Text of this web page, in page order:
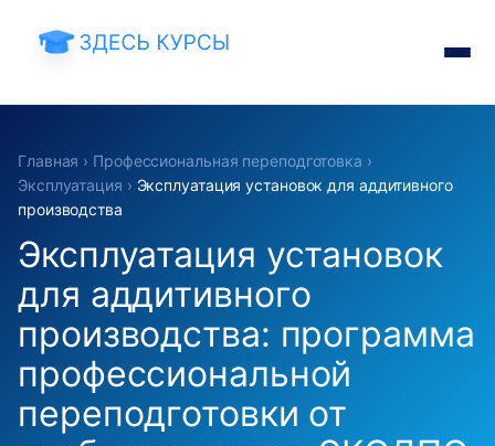
Главная › Профессиональная переподготовка ›
Эксплуатация › Эксплуатация установок для аддитивного
производства
Эксплуатация установок
для аддитивного
производства: программа
профессиональной
переподготовки от